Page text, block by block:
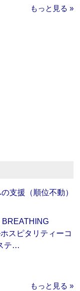
もっと見る »
支援（順位不動）
BREATHING
スピタリティーコ
テ…
もっと見る »